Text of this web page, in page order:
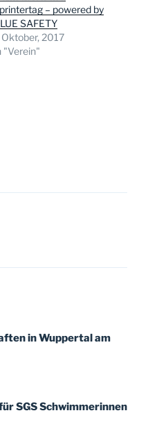
– powered by
SAFETY
2017
"Verein"
in Wuppertal am
SGS Schwimmerinnen